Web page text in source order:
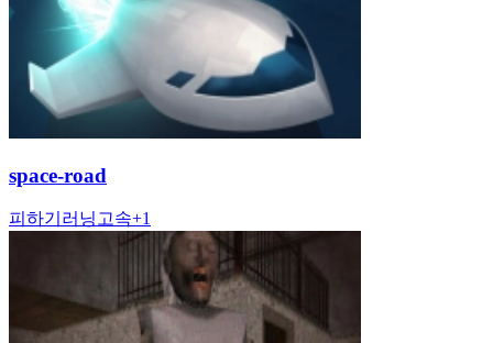
space-road
피하기 러닝고속+1